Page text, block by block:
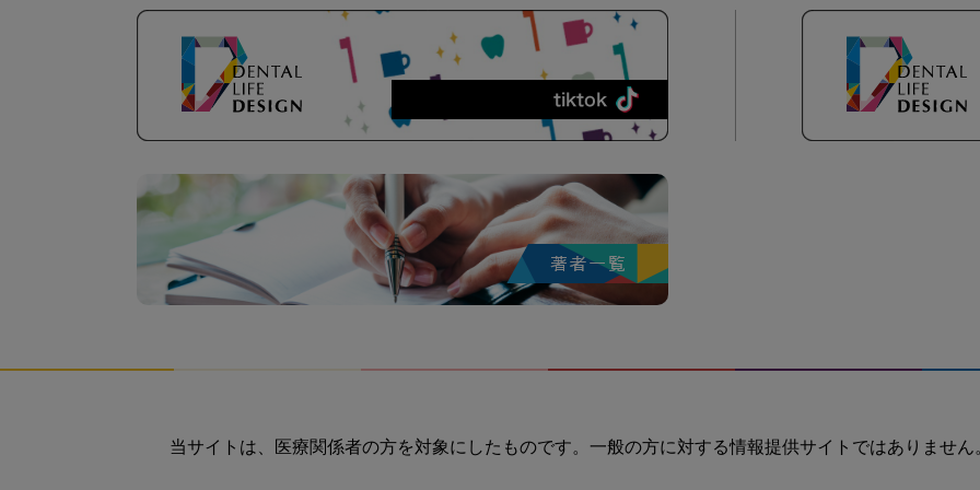
当サイトは、医療関係者の方を対象にしたものです。一般の方に対する情報提供サイトではありません